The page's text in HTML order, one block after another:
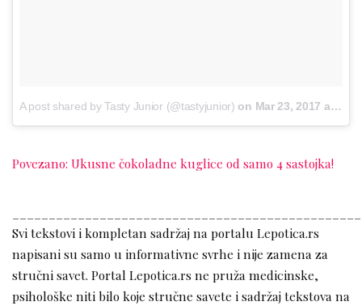
A post shared by Tasty Junior (@tastyjunior) on Mar 23, 2017 at 12:45pm PDT
Povezano: Ukusne čokoladne kuglice od samo 4 sastojka!
Svi tekstovi i kompletan sadržaj na portalu Lepotica.rs
napisani su samo u informativne svrhe i nije zamena za
stručni savet. Portal Lepotica.rs ne pruža medicinske,
psihološke niti bilo koje stručne savete i sadržaj tekstova na